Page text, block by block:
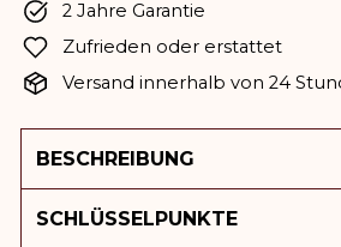
2 Jahre Garantie
Zufrieden oder erstattet
Versand innerhalb von 24
BESCHREIBUNG
SCHLÜSSELPUNKTE